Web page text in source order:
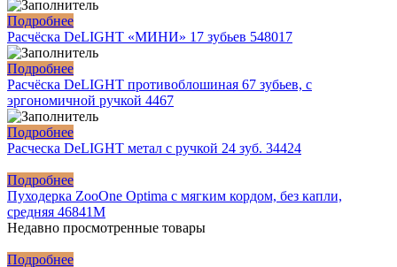
Подробнее
Расчёска DeLIGHT «МИНИ» 17 зубьев 548017
Подробнее
Расчёска DeLIGHT противоблошиная 67 зубьев, с
эргономичной ручкой 4467
Подробнее
Расческа DeLIGHT метал с ручкой 24 зуб. 34424
Подробнее
Пуходерка ZooOne Optima с мягким кордом, без капли,
средняя 46841M
Недавно просмотренные товары
Подробнее